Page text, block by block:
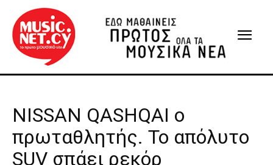
NISSAN QASHQAI ο
πρωταθλητής. Το απόλυτο
SUV σπάει ρεκόρ